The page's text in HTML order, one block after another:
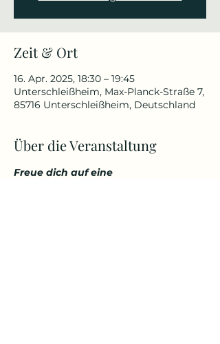
Zeit & Ort
16. Apr. 2025, 18:30 – 19:45
Unterschleißheim, Max-Planck-Straße 7,
85716 Unterschleißheim, Deutschland
Über die Veranstaltung
Freue dich auf eine